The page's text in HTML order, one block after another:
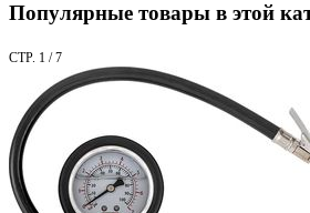
Популярные товары в этой
СТР. 1 / 7